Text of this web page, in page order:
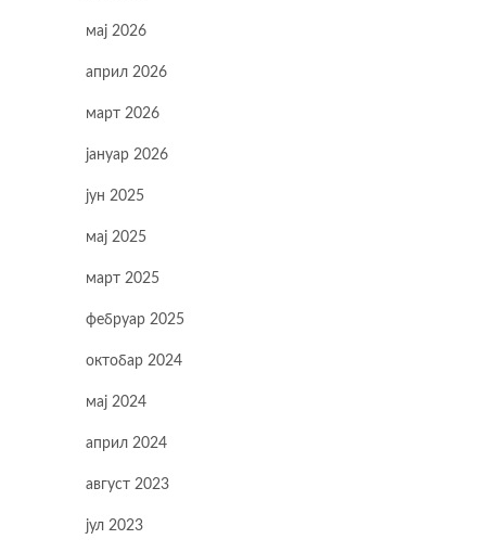
мај 2026
април 2026
март 2026
јануар 2026
јун 2025
мај 2025
март 2025
фебруар 2025
октобар 2024
мај 2024
април 2024
август 2023
јул 2023